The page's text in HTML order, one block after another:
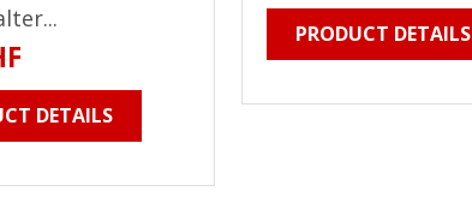
DETAILS
PRODUCT DETAILS